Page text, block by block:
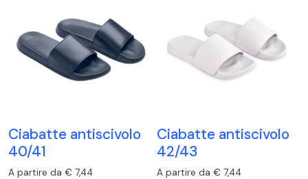
Ciabatte antiscivolo
40/41
A partire da € 7,44
Ciabatte antiscivolo
42/43
A partire da € 7,44